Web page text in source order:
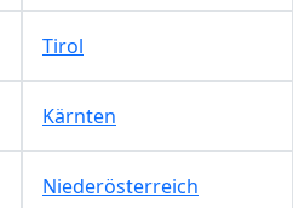
Tirol
Kärnten
Niederösterreich